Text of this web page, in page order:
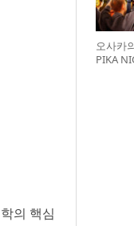
의 핵심
오사카
PIKA